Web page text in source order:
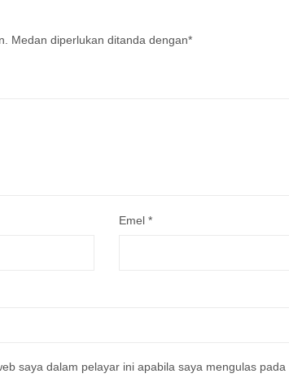
Medan diperlukan ditanda dengan*
Emel *
saya dalam pelayar ini apabila saya mengulas pada